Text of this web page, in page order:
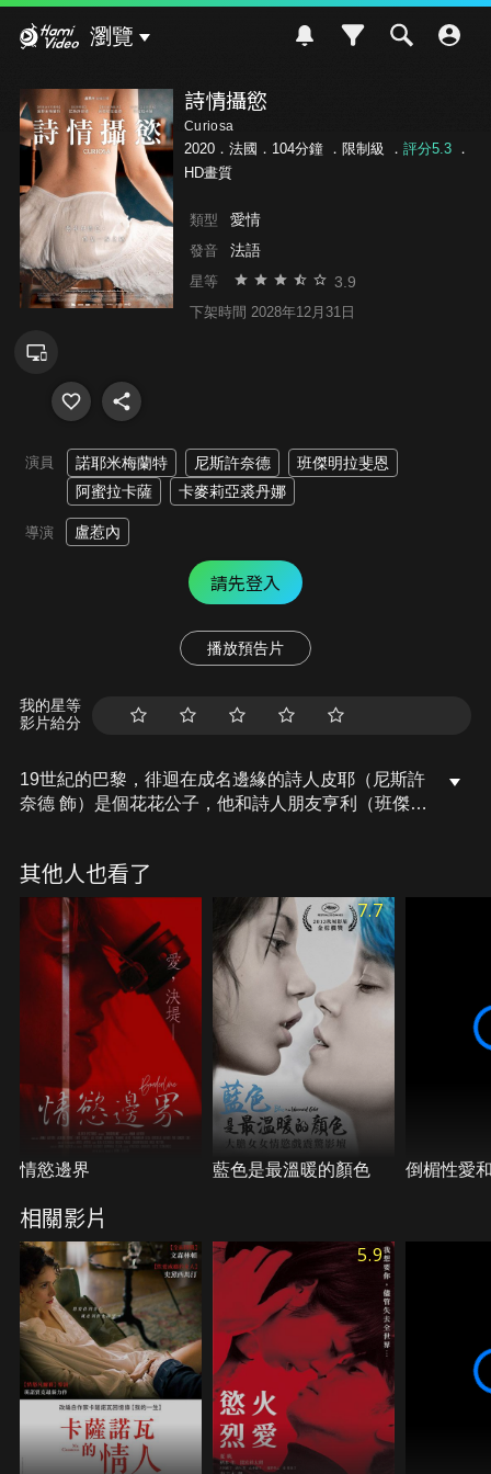
瀏覽
詩情攝慾
Curiosa
2020．法國．104分鐘 ． 限制級 ． 評分5.3．
HD畫質
類型 愛情
發音 法語
星等 3.9
下架時間 2028年12月31日
演員 諾耶米梅蘭特 尼斯許奈德
班傑明拉斐恩
阿蜜拉卡薩
卡麥莉亞裘丹娜
導演 盧惹內
請先登入
播放預告片
我的星等
影片給分
19世紀的巴黎，徘迴在成名邊緣的詩人皮耶（尼斯許
奈德 飾）是個花花公子，他和詩人朋友亨利（班傑明
債務而不得不嫁給亨利。之後，皮耶決定前往阿爾及
利亞，並在那裡遇到了對情色攝影充滿了熱情的女子
佐哈爾（卡麥莉亞裘丹娜 飾）。兩年後，皮耶帶著佐
哈爾回到巴黎，並與瑪麗再次重逢，三人之間的禁忌
愛戀就此展開……
其他人也看了
情慾邊界
7.7
藍色是最溫暖的顏色 倒楣性愛
相關影片
5.9